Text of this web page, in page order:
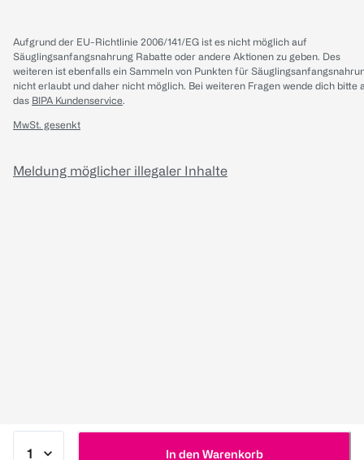
In den Warenkorb
Aufgrund der EU-Richtlinie 2006/141/EG ist es nicht möglich auf
Säuglingsanfangsnahrung Rabatte oder andere Aktionen zu geben. Des
weiteren ist ebenfalls ein Sammeln von Punkten für
nicht erlaubt und daher nicht möglich. Bei weiteren Fragen wende dich bitte
das BIPA Kundenservice.
MwSt. gesenkt
Meldung möglicher illegaler Inhalte